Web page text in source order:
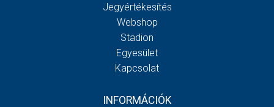
Jegyértékesítés
Webshop
Stadion
Egyesület
Kapcsolat
INFORMÁCIÓK